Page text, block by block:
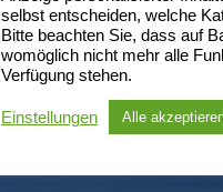
selbst entscheiden, welche
Bitte beachten Sie, dass auf
womöglich nicht mehr alle
Verfügung stehen.
Einstellungen Alle